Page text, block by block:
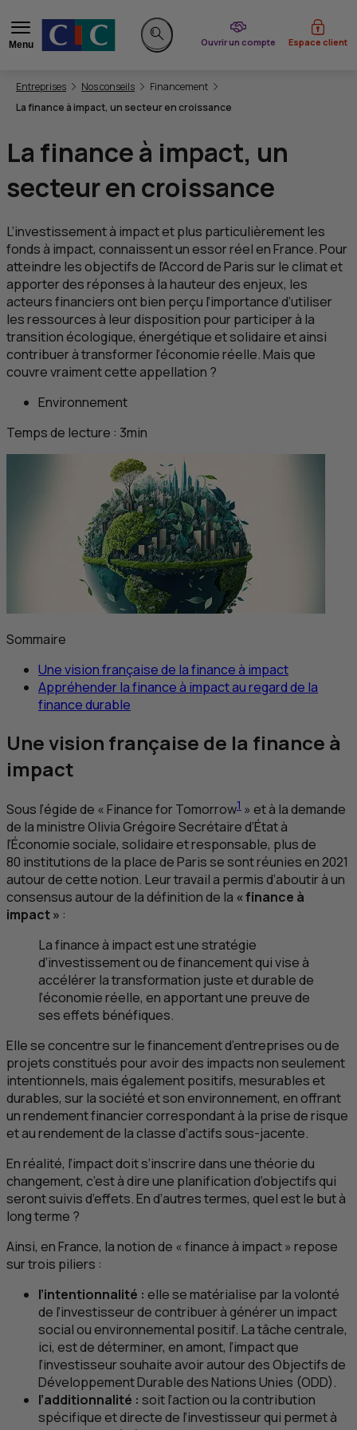
Menu
Rechercher sur le site
Ouvrir un compte
du CIC Espace client
Vous êtes ici:
Entreprises Nos conseils
Financement
La finance à impact, un secteur en croissance
La finance à impact, un
secteur en croissance
L’investissement à impact et plus particulièrement les
fonds à impact, connaissent un essor réel en France. Pour
atteindre les objectifs de l’Accord de Paris sur le climat et
apporter des réponses à la hauteur des enjeux, les
acteurs financiers ont bien perçu l’importance d’utiliser
les ressources à leur disposition pour participer à la
transition écologique, énergétique et solidaire et ainsi
contribuer à transformer l’économie réelle. Mais que
couvre vraiment cette appellation ?
Environnement
Temps de lecture : 3min
Sommaire
Une vision française de la finance à impact
Appréhender la finance à impact au regard de la
finance durable
Une vision française de la finance à
impact
Sous l’égide de «Finance for Tomorrow1 » et à la demande
de la ministre Olivia Grégoire Secrétaire d’État à
l’Économie sociale, solidaire et responsable, plus de
80 institutions de la place de Paris se sont réunies en 2021
autour de cette notion. Leur travail a permis d’aboutir à un
consensus autour de la définition de la « finance à
impact » :
La finance à impact est une stratégie
d’investissement ou de financement qui vise à
accélérer la transformation juste et durable de
l’économie réelle, en apportant une preuve de
ses effets bénéfiques.
Elle se concentre sur le financement d’entreprises ou de
projets constitués pour avoir des impacts non seulement
intentionnels, mais également positifs, mesurables et
durables, sur la société et son environnement, en offrant
un rendement financier correspondant à la prise de risque
et au rendement de la classe d’actifs sous-jacente.
En réalité, l’impact doit s’inscrire dans une théorie du
changement, c’est à dire une planification d’objectifs qui
seront suivis d’effets. En d’autres termes, quel est le but à
long terme ?
Ainsi, en France, la notion de « finance à impact » repose
sur trois piliers :
l’intentionnalité : elle se matérialise par la volonté
de l’investisseur de contribuer à générer un impact
social ou environnemental positif. La tâche centrale,
ici, est de déterminer, en amont, l’impact que
l’investisseur souhaite avoir autour des Objectifs de
Développement Durable des Nations Unies (ODD).
l’additionnalité : soit l’action ou la contribution
spécifique et directe de l’investisseur qui permet à